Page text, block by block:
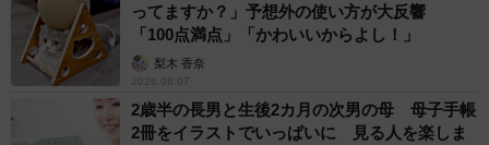
ってますか？」予想外の使い方が大反響
「100点満点」「かわいいからよし！」
梨木 香奈
2026.08.07
2歳半の長男と生後2カ月の次男の母 母子手帳
2冊をイラストでいっぱいに 見る人を楽しま